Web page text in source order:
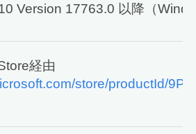
Version 17763.0 以降（
経由
store/productId/